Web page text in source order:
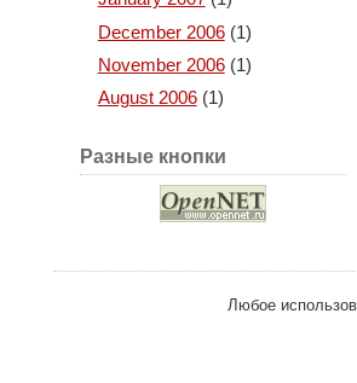
December 2006(1)
November 2006(1)
August 2006(1)
Разные кнопки
Любое